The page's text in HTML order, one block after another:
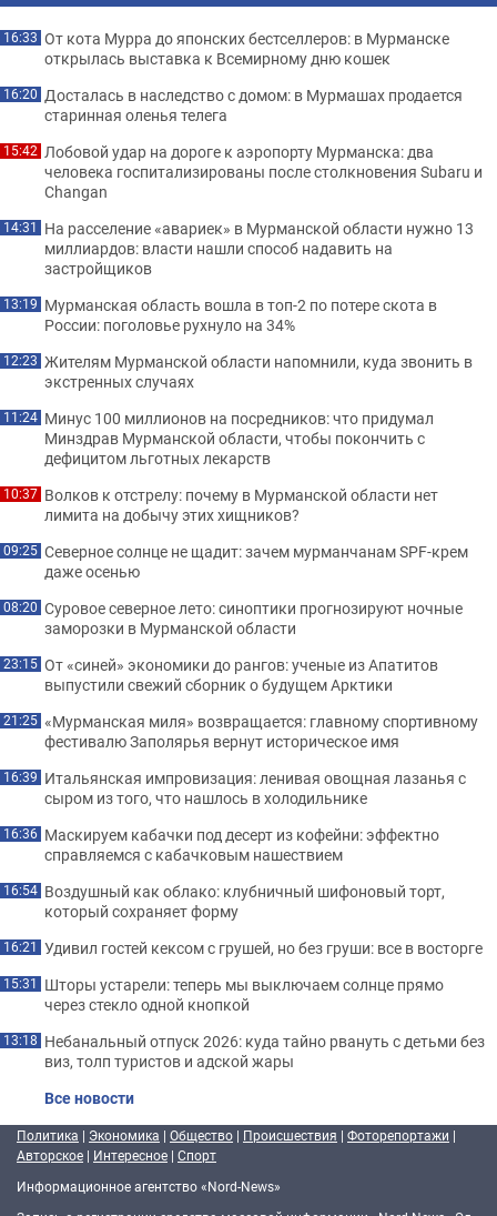
16:33 От кота Мурра до японских бестселлеров: в Мурманске
открылась выставка к Всемирному дню кошек
16:20 Досталась в наследство с домом: в Мурмашах продается
старинная оленья телега
15:42 Лобовой удар на дороге к аэропорту Мурманска: два
человека госпитализированы после столкновения Subaru и
Changan
14:31 На расселение «авариек» в Мурманской области нужно 13
миллиардов: власти нашли способ надавить на
застройщиков
13:19 Мурманская область вошла в топ-2 по потере скота в
России: поголовье рухнуло на 34%
12:23 Жителям Мурманской области напомнили, куда звонить в
экстренных случаях
11:24 Минус 100 миллионов на посредников: что придумал
Минздрав Мурманской области, чтобы покончить с
дефицитом льготных лекарств
10:37 Волков к отстрелу: почему в Мурманской области нет
лимита на добычу этих хищников?
09:25 Северное солнце не щадит: зачем мурманчанам SPF-крем
даже осенью
08:20 Суровое северное лето: синоптики прогнозируют ночные
заморозки в Мурманской области
23:15 От «синей» экономики до рангов: ученые из Апатитов
выпустили свежий сборник о будущем Арктики
21:25 «Мурманская миля» возвращается: главному спортивному
фестивалю Заполярья вернут историческое имя
16:39 Итальянская импровизация: ленивая овощная лазанья с
сыром из того, что нашлось в холодильнике
16:36 Маскируем кабачки под десерт из кофейни: эффектно
справляемся с кабачковым нашествием
16:54 Воздушный как облако: клубничный шифоновый торт,
который сохраняет форму
16:21 Удивил гостей кексом с грушей, но без груши: все в восторге
15:31 Шторы устарели: теперь мы выключаем солнце прямо
через стекло одной кнопкой
13:18 Небанальный отпуск 2026: куда тайно рвануть с детьми без
виз, толп туристов и адской жары
Все новости
Политика | Экономика | Общество | Происшествия | Фоторепортажи |
Авторское | Интересное | Спорт
Информационное агентство «Nord-News»